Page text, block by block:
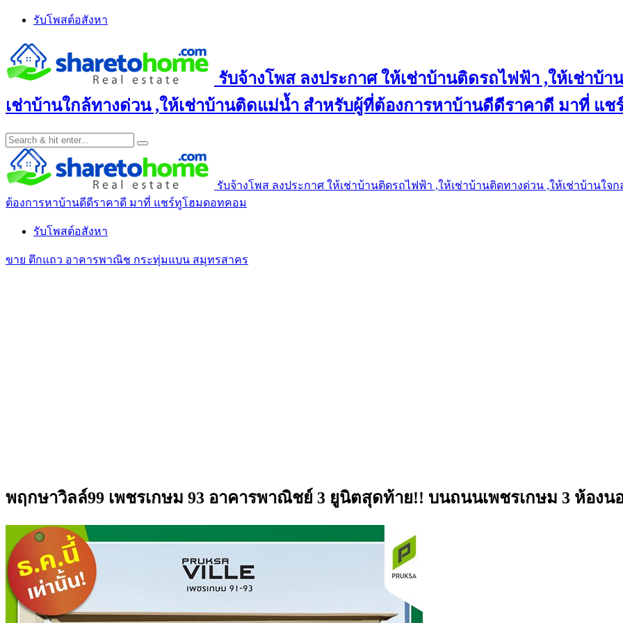
Skip
content
รับโพสต์อสังหา
รับจ้างโพส ลงประกาศ ให้เช่าบ้านติดรถไฟฟ้า ,ให้เช่าบ้า
เช่าบ้านใกล้ทางด่วน ,ให้เช่าบ้านติดแม่น้ำ สำหรับผู้ที่ต้องการหาบ้านดีดีราคาดี มาที่ แ
รับจ้างโพส ลงประกาศ ให้เช่าบ้านติดรถไฟฟ้า ,ให้เช่าบ้านติดทางด่วน ,ให้เช่าบ้านใ
ต้องการหาบ้านดีดีราคาดี มาที่ แชร์ทูโฮมดอทคอม
รับโพสต์อสังหา
ขาย ตึกแถว อาคารพาณิช กระทุ่มแบน สมุทรสาคร
พฤกษาวิลล์99 เพชรเกษม 93 อาคารพาณิชย์ 3 ยูนิตสุดท้าย!! บนถนนเพชรเกษม 3 ห้องน